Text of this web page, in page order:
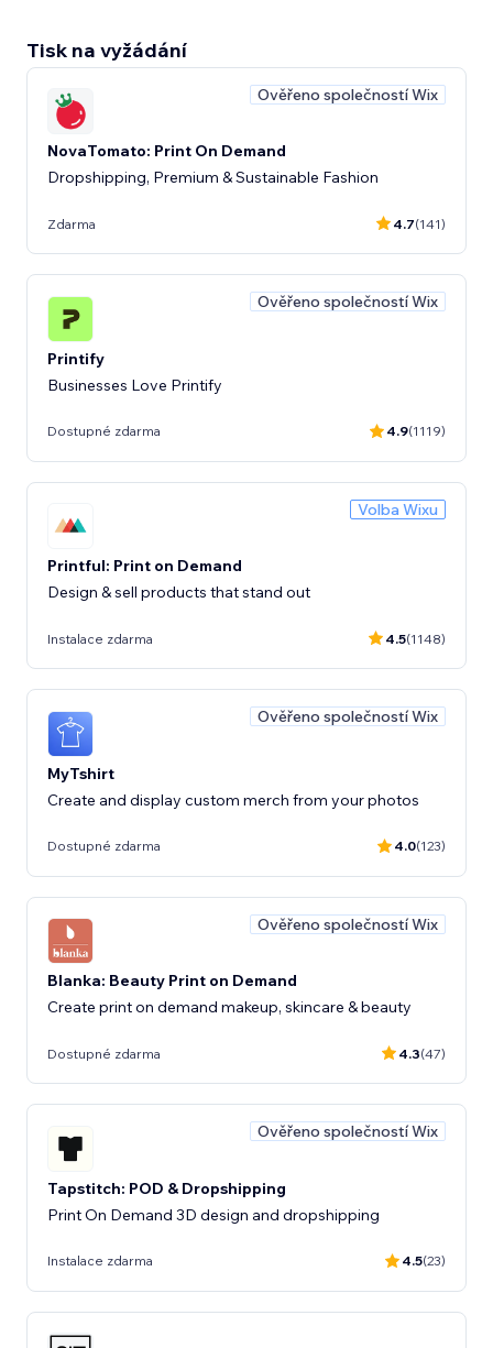
Tisk na vyžádání
Ověřeno společností Wix
NovaTomato: Print On Demand
Dropshipping, Premium & Sustainable Fashion
Zdarma 4.7(141)
Ověřeno společností Wix
Printify
Businesses Love Printify
Dostupné zdarma 4.9(1119)
Volba Wixu
Printful: Print on Demand
Design & sell products that stand out
Instalace zdarma 4.5(1148)
Ověřeno společností Wix
MyTshirt
Create and display custom merch from your photos
Dostupné zdarma 4.0(123)
Ověřeno společností Wix
Blanka: Beauty Print on Demand
Create print on demand makeup, skincare & beauty
Dostupné zdarma 4.3(47)
Ověřeno společností Wix
Tapstitch: POD & Dropshipping
Print On Demand 3D design and dropshipping
Instalace zdarma 4.5(23)